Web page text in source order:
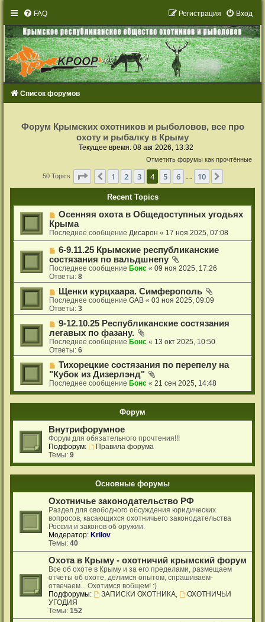
FAQ Вход
Регистрация
Список форумов
я
Форум Крымских охотников и рыболовов, все про
охоту и рыбалку в Крыму
Текущее время: 08 авг 2026, 13:32
Отметить форумы как прочтённые
50 Topics Страница4 из 10
Пред.
1 2 3 4 5 6 10
Recent Topics
Осенняя охота в Общедоступных угодьях
Крыма
Последнее сообщение Дисарон « 17 ноя 2025, 07:08
6-9.11.25 Крымские республиканские
состязания по вальдшнепу
Последнее сообщениеБонс «09 ноя 2025, 17:26
Ответы:8
Щенки курцхаара. Симферополь
Последнее сообщениеGAB «03 ноя 2025, 09:09
Ответы:3
9-12.10.25 Республиканские состязания
легавых по фазану.
Последнее сообщениеБонс « 13 окт 2025, 10:50
Ответы:6
Тихорецкие состязания по перепелу на
"Кубок из Дизерлэнд"
Последнее сообщениеБонс «21 сен 2025, 14:48
Форум
Внутрифорумное
Форум для обязательного прочтения!!!
Подфорум:
Правила форума
Темы:9
Основные форумы
Охотничье законодательство РФ
Раздел для свободного обсуждения юридических
вопросов, касающихся охотничьего законодательства
России и законов об оружии.
Модератор: Krilov
Темы:40
Охота в Крыму - охотничий крымский форум
Все об охоте в Крыму и за его пределами, размещаем
отчеты об охоте, делимся опытом, спрашиваем-
отвечаем... Охотимся вобщем! :)
Подфорумы:
ЗАПИСКИ ОХОТНИКА
ОХОТНИЧЬИ
УГОДИЯ
Темы:152